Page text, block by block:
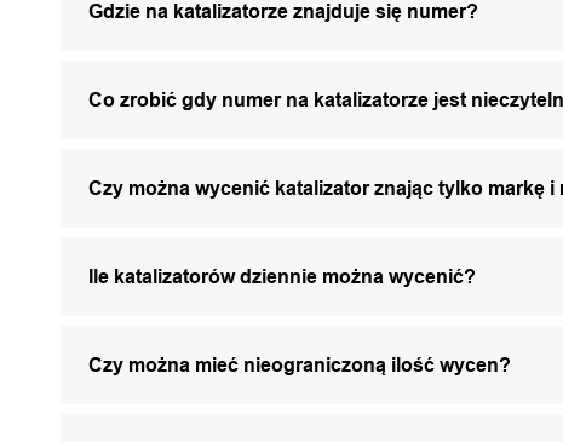
Gdzie na katalizatorze znajduje się numer?
Co zrobić gdy numer na katalizatorze jest
Czy można wycenić katalizator znając tylko markę i
Ile katalizatorów dziennie można wycenić?
Czy można mieć nieograniczoną ilość wycen?